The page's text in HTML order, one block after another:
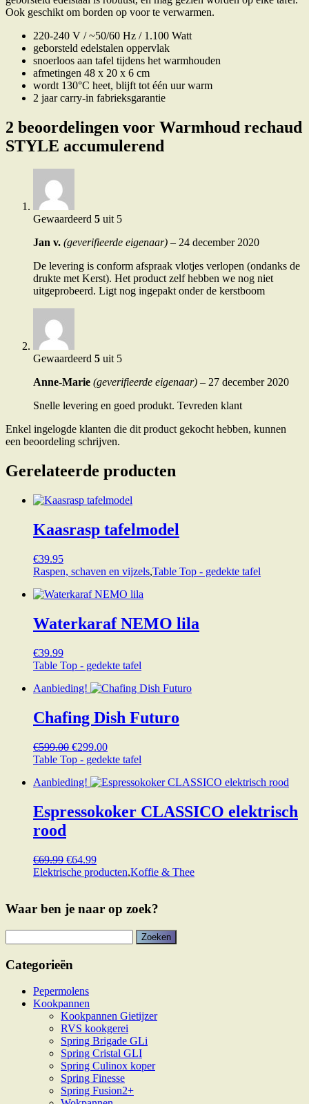
Ook geschikt om borden op voor te verwarmen.
220-240 V / ~50/60 Hz / 1.100 Watt
geborsteld edelstalen oppervlak
snoerloos aan tafel tijdens het warmhouden
afmetingen 48 x 20 x 6 cm
wordt 130°C heet, blijft tot één uur warm
2 jaar carry-in fabrieksgarantie
2 beoordelingen voor Warmhoud rechaud
STYLE accumulerend
Gewaardeerd 5 uit 5
Jan v. (geverifieerde eigenaar) – 24 december 2020
De levering is conform afspraak vlotjes verlopen (ondanks de
drukte met Kerst). Het product zelf hebben we nog niet
uitgeprobeerd. Ligt nog ingepakt onder de kerstboom
Gewaardeerd 5 uit 5
Anne-Marie (geverifieerde eigenaar) – 27 december 2020
Snelle levering en goed produkt. Tevreden klant
Enkel ingelogde klanten die dit product gekocht hebben, kunnen
een beoordeling schrijven.
Gerelateerde producten
Kaasrasp tafelmodel
€39.95
Raspen, schaven en vijzels,Table Top - gedekte tafel
Waterkaraf NEMO lila
€39.99
Table Top - gedekte tafel
Aanbieding!
Chafing Dish Futuro
€599.00 Oorspronkelijke
prijs
€599.00.
€299.00Huidige
prijs
€299.00.
Table Top - gedekte tafel
Aanbieding!
Espressokoker CLASSICO elektrisch
rood
€69.99 Oorspronkelijke
prijs
€64.99Huidige
prijs
Elektrische producten,Koffie & Thee
Waar ben je naar op zoek?
naar:
Categorieën
Pepermolens
Kookpannen
Kookpannen Gietijzer
RVS kookgerei
Spring Brigade GLi
Spring Cristal GLI
Spring Culinox koper
Spring Finesse
Spring Fusion2+